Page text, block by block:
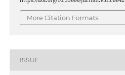
More Citation Formats
ISSUE